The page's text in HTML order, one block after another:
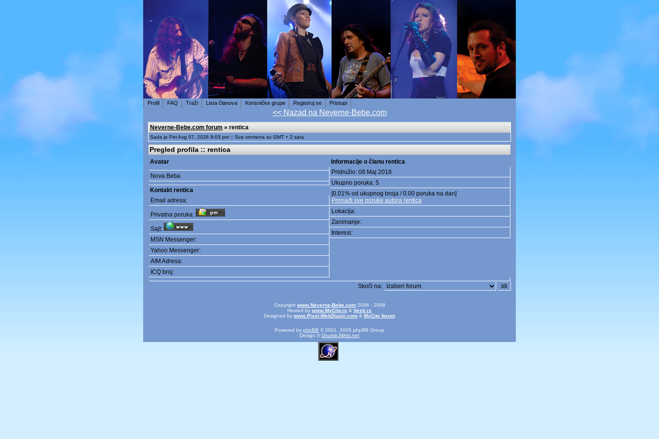
Profil FAQ Traži Lista članova Korisničke grupe Registruj se Pristupi
<< Nazad na Neverne-Bebe.com
Neverne-Bebe.com forum » rentica
Sada je Pet Avg 07, 2026 9:03 pm :: Sva vremena su GMT + 2 sata
Pregled profila :: rentica
Avatar
Nova Beba
Kontakt rentica
Email adresa:
Privatna poruka:
Sajt:
MSN Messenger:
Yahoo Messenger:
AIM Adresa:
ICQ broj:
Informacije o članu rentica
Pridružio: 08 Maj 2018
Ukupno poruka: 5
[0.01% od ukupnog broja / 0.00 poruka na dan]
Pronađi sve poruke autora rentica
Lokacija:
Zanimanje:
Interesi:
Skoči na:
Copyright www.Neverne-Bebe.com2006 - 2008
Hosted by www.MyCity.rs & Vesti.rs
Designed by www.Pixel-WebDizajn.com & MyCity forum
Powered by phpBB © 2001, 2005 phpBB Group
Design © DoubleJWeb.net